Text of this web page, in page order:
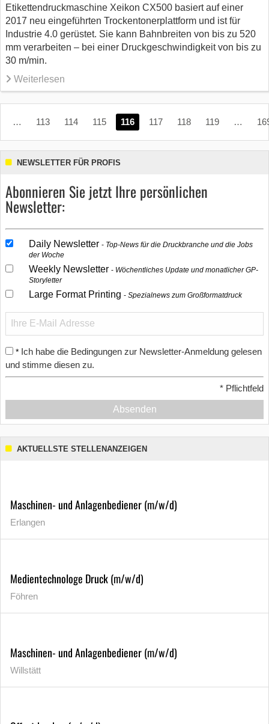
Etikettendruckmaschine Xeikon CX500 basiert auf einer
2017 neu eingeführten Trockentonerplattform und ist für
Industrie 4.0 gerüstet. Sie kann Bahnbreiten von bis zu 520
mm verarbeiten – bei einer Druckgeschwindigkeit von bis zu
30 m/min.
Weiterlesen
… 113 114 115 116 117 118 119 …
NEWSLETTER FÜR PROFIS
Abonnieren Sie jetzt Ihre persönlichen
Newsletter:
Daily Newsletter
Top-News für die Druckbranche und die Jobs
der Woche
Weekly Newsletter
Wöchentliches Update und monatlicher GP-
Storyletter
Large Format Printing Spezialnews zum Großformatdruck
* Ich habe die Bedingungen zur Newsletter-Anmeldung gelesen
und stimme diesen zu.
* Pflichtfeld
Absenden
AKTUELLSTE STELLENANZEIGEN
Maschinen- und Anlagenbediener (m/w/d)
Erlangen
Medientechnologe Druck (m/w/d)
Föhren
Maschinen- und Anlagenbediener (m/w/d)
Willstätt